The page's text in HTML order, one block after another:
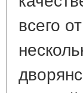
всего